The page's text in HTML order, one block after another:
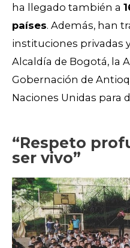
ha llegado también a
países. Además, han
instituciones privadas
Alcaldía de Bogotá, la
Gobernación de
Naciones Unidas para
“Respeto
ser vivo”